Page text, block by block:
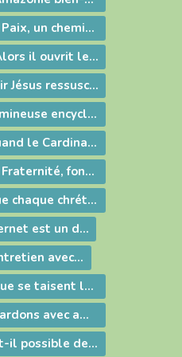
La Paix, un chemin d'espérance
« Alors il ouvrit leur intelligence à la compréhension des Écritures »
Voir Jésus ressuscité, et devenir témoins de sa résurrection
Lumineuse encyclique !
Quand le Cardinal Bergoglio accueillait le Curé d'Ars
La Fraternité, fondement et route pour la Paix
Que chaque chrétien sache se dépouiller pour aller à la rencontre de celui qui est pauvre !
"Internet est un don de Dieu"
Un entretien avec le Pape François
"Que se taisent les armes" implore le pape lors de la veillée de prière pour la paix
"Gardons avec amour ce que Dieu nous a donné !"
Est-il possible de s'aimer pour toujours ?